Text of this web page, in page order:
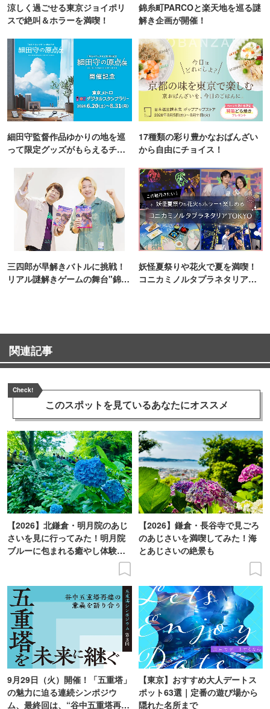
涼しく過ごせる東京ジョイポリ
スで絶叫＆ホラーを満喫！
錦糸町PARCOと楽天地を巡る謎
解き企画が開催！
細田守監督作品ゆかりの地を巡
って限定グッズがもらえるチャ
17種類の彩り豊かなおばんざい
から自由にチョイス！
三四郎が早解きバトルに挑戦！
リアル謎解きゲームの舞台"錦糸
妖怪夏祭りや花火で夏を満喫！
コニカミノルタプラネタリア
関連記事
Check!
このスポットを見ているあなたにオススメ
【2026】北鎌倉・明月院のあじ
さいを見に行ってみた！明月院
ブルーに包まれる癒やし体験レ
【2026】鎌倉・長谷寺で見ごろ
のあじさいを満喫してみた！海
とあじさいの絶景も
9月29日（火）開催！「五重塔」
の魅力に迫る連続シンポジウ
ム、最終回は、“谷中五重塔再建
【東京】おすすめ大人デートス
ポット63選｜定番の遊び場から
隠れた名所まで